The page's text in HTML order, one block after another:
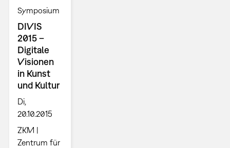
Symposium
DIVIS
2015 –
Digitale
Visionen
in Kunst
und Kultur
Di,
20.10.2015
ZKM |
Zentrum für